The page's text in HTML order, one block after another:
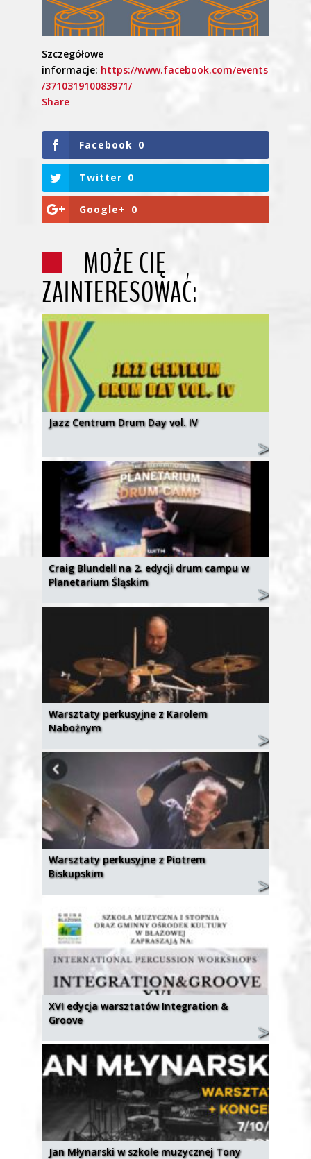
Szczegółowe
informacje: https://www.facebook.com/events
/371031910083971/
Share
Facebook 0
Twitter 0
Google+ 0
MOŻE CIĘ
ZAINTERESOWAĆ:
Jazz Centrum Drum Day vol. IV
Craig Blundell na 2. edycji drum campu w
Planetarium Śląskim
Warsztaty perkusyjne z Karolem
Nabożnym
Warsztaty perkusyjne z Piotrem
Biskupskim
XVI edycja warsztatów Integration &
Groove
Jan Młynarski w szkole muzycznej Tony